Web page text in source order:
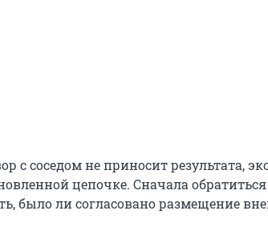
с соседом не приносит результата,
цепочке. Сначала
было ли согласовано размещение